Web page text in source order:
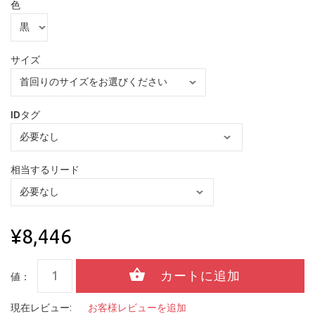
色
サイズ
IDタグ
相当するリード
¥8,446
値：
現在レビュー: お客様レビューを追加